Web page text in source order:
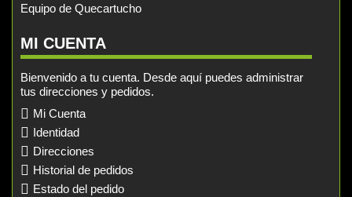
Equipo de Quecartucho
MI CUENTA
Bienvenido a tu cuenta. Desde aquí puedes administrar
tus direcciones y pedidos.
Mi Cuenta
Identidad
Direcciones
Historial de pedidos
Estado del pedido